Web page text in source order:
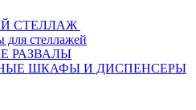
СТЕЛЛАЖ
для стеллажей
РАЗВАЛЫ
ШКАФЫ И ДИСПЕНСЕРЫ